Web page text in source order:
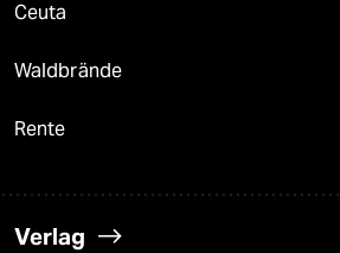
Ceuta
Waldbrände
Rente
Verlag